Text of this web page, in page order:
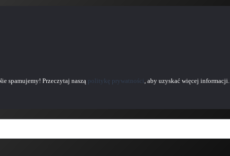
spamujemy! Przeczytaj naszą politykę prywatności, aby uzyskać więcej informacji.